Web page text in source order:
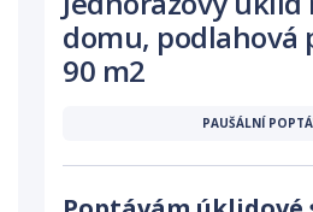
domu, podlahová
90 m2
PAUŠÁLNÍ